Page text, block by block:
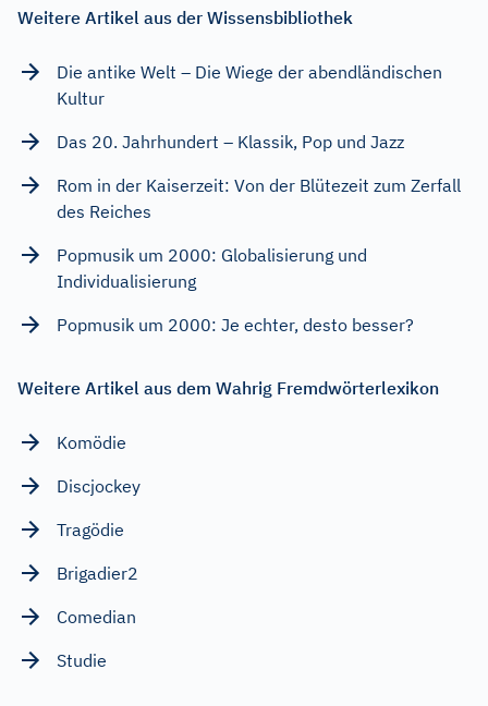
Weitere Artikel aus der Wissensbibliothek
Die antike Welt – Die Wiege der abendländischen
Kultur
Das 20. Jahrhundert – Klassik, Pop und Jazz
Rom in der Kaiserzeit: Von der Blütezeit zum Zerfall
des Reiches
Popmusik um 2000: Globalisierung und
Individualisierung
Popmusik um 2000: Je echter, desto besser?
Weitere Artikel aus dem Wahrig Fremdwörterlexikon
Komödie
Discjockey
Tragödie
Brigadier2
Comedian
Studie